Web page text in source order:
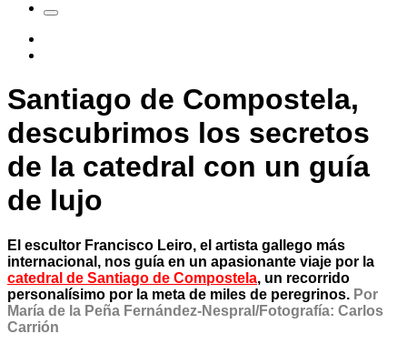
Santiago de Compostela,
descubrimos los secretos
de la catedral con un guía
de lujo
El escultor Francisco Leiro, el artista gallego más
internacional, nos guía en un apasionante viaje por la
catedral de Santiago de Compostela, un recorrido
personalísimo por la meta de miles de peregrinos. Por
María de la Peña Fernández-Nespral/Fotografía: Carlos
Carrión